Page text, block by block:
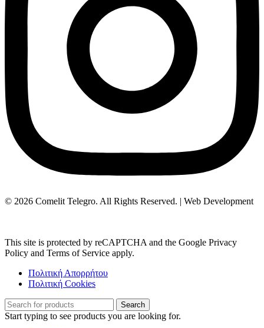
© 2026 Comelit Telegro. All Rights Reserved. | Web Development
This site is protected by reCAPTCHA and the Google Privacy
Policy and Terms of Service apply.
Πολιτική Απορρήτου
Πολιτική Cookies
Search
Start typing to see products you are looking for.